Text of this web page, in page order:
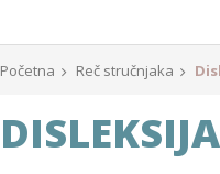
Početna Reč stručnjaka
DISLEKSIJA